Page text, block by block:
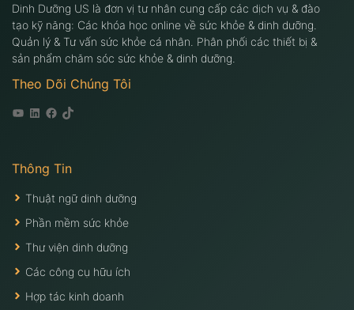
Dinh Dưỡng US là đơn vị tư nhân cung cấp các dịch vụ & đào
tạo kỹ năng: Các khóa học online về sức khỏe & dinh dưỡng.
Quản lý & Tư vấn sức khỏe cá nhân. Phân phối các thiết bị &
sản phẩm chăm sóc sức khỏe & dinh dưỡng.
Theo Dõi Chúng Tôi
Youtube
Linkedin
Facebook
Tiktok
Thông Tin
Thuật ngữ dinh dưỡng
Phần mềm sức khỏe
Thư viện dinh dưỡng
Các công cụ hữu ích
Hợp tác kinh doanh